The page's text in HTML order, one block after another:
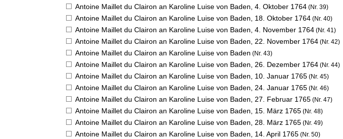
Antoine Maillet du Clairon an Karoline Luise von Baden, 4. Oktober 1764 (Nr. 39)
Antoine Maillet du Clairon an Karoline Luise von Baden, 18. Oktober 1764 (Nr. 40)
Antoine Maillet du Clairon an Karoline Luise von Baden, 4. November 1764 (Nr. 41)
Antoine Maillet du Clairon an Karoline Luise von Baden, 22. November 1764 (Nr. 42)
Antoine Maillet du Clairon an Karoline Luise von Baden (Nr. 43)
Antoine Maillet du Clairon an Karoline Luise von Baden, 26. Dezember 1764 (Nr. 44)
Antoine Maillet du Clairon an Karoline Luise von Baden, 10. Januar 1765 (Nr. 45)
Antoine Maillet du Clairon an Karoline Luise von Baden, 24. Januar 1765 (Nr. 46)
Antoine Maillet du Clairon an Karoline Luise von Baden, 27. Februar 1765 (Nr. 47)
Antoine Maillet du Clairon an Karoline Luise von Baden, 15. März 1765 (Nr. 48)
Antoine Maillet du Clairon an Karoline Luise von Baden, 28. März 1765 (Nr. 49)
Antoine Maillet du Clairon an Karoline Luise von Baden, 14. April 1765 (Nr. 50)